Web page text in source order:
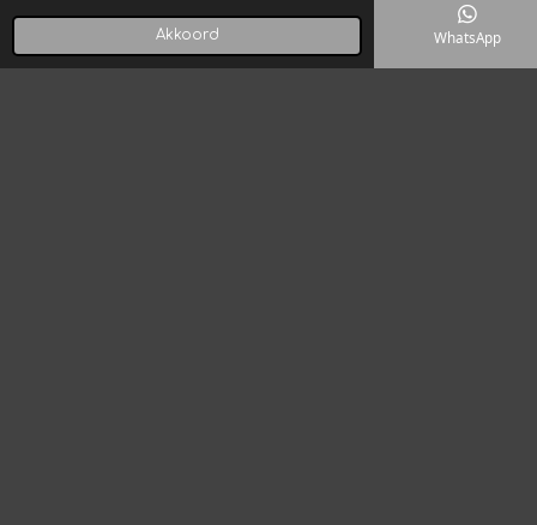
Akkoord
Powered byJouwWeb
Telefoonnummer WhatsApp